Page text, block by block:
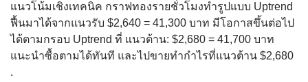
แนวโน้มเชิงเทคนิค กราฟทองรายชั่วโมงทำรูปแบบ Uptrend
ฟื้นมาได้จากแนวรับ $2,640 = 41,300 บาท มีโอกาสขึ้นต่อไป
ได้ตามกรอบ Uptrend ที่ แนวต้าน: $2,680 = 41,700 บาท
แนะนำซื้อตามได้ทันที และไปขายทำกำไรที่แนวต้าน $2,680
.